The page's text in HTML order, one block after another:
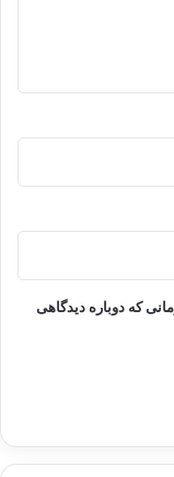
که دوباره دیدگاهی